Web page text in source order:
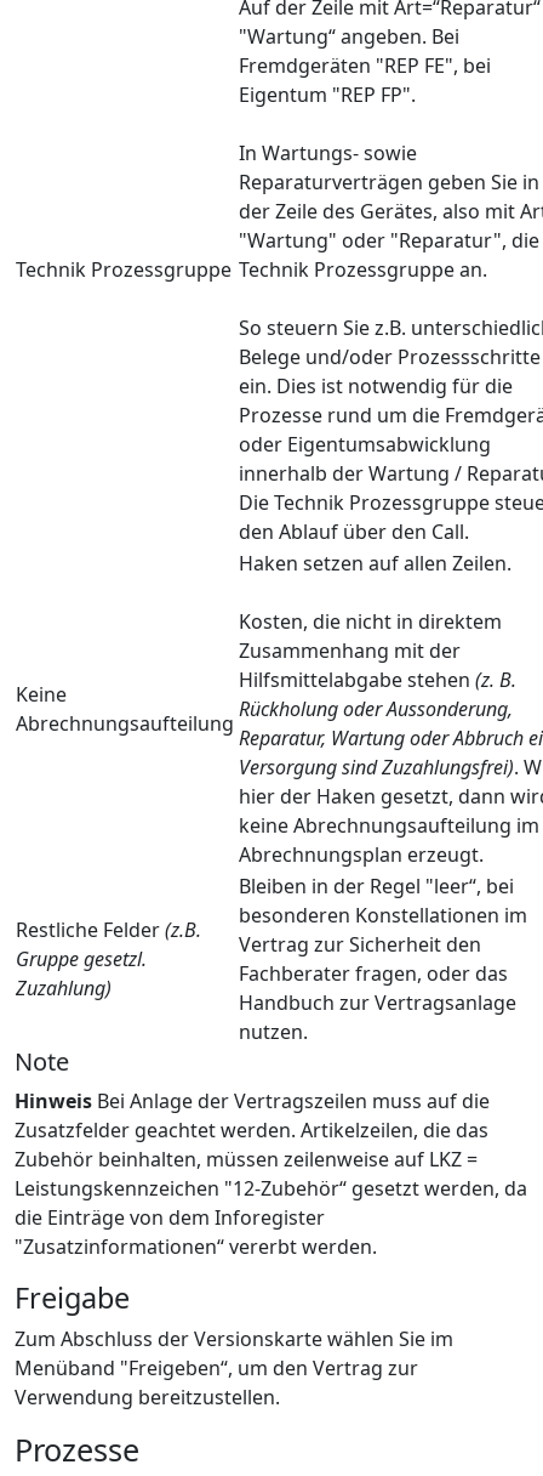
Technik Prozessgruppe
Auf der Zeile mit
"Wartung“ angeben. Bei
Fremdgeräten "REP FE", bei
Eigentum "REP FP".
In Wartungs- sowie
Reparaturverträgen geben Sie in
der Zeile des Gerätes, also mit
"Wartung" oder "Reparatur", die
Technik Prozessgruppe an.
So steuern Sie z.B.
Belege und/oder Prozessschritte
ein. Dies ist notwendig für die
Prozesse rund um die
oder Eigentumsabwicklung
innerhalb der Wartung /
Die Technik Prozessgruppe
den Ablauf über den Call.
Keine
Abrechnungsaufteilung
Haken setzen auf allen Zeilen.
Kosten, die nicht in direktem
Zusammenhang mit der
Hilfsmittelabgabe stehen (z. B.
Rückholung oder Aussonderung,
Reparatur, Wartung oder Abbruch
Versorgung sind Zuzahlungsfrei).
hier der Haken gesetzt, dann
keine Abrechnungsaufteilung im
Abrechnungsplan erzeugt.
Restliche Felder(z.B.
Gruppe gesetzl.
Zuzahlung)
Bleiben in der Regel "leer“, bei
besonderen Konstellationen im
Vertrag zur Sicherheit den
Fachberater fragen, oder das
Handbuch zur Vertragsanlage
nutzen.
Note
Hinweis Bei Anlage der Vertragszeilen muss auf die
Zusatzfelder geachtet werden. Artikelzeilen, die das
Zubehör beinhalten, müssen zeilenweise auf LKZ =
Leistungskennzeichen "12-Zubehör“ gesetzt werden, da
die Einträge von dem Inforegister
"Zusatzinformationen“ vererbt werden.
Freigabe
Zum Abschluss der Versionskarte wählen Sie im
Menüband "Freigeben“, um den Vertrag zur
Verwendung bereitzustellen.
Prozesse